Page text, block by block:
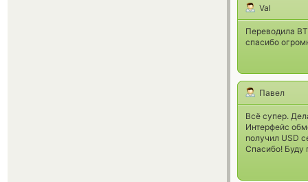
Val
Переводила
спасибо
Павел
Всё супер.
Интерфейс
получил USD
Спасибо! Буду